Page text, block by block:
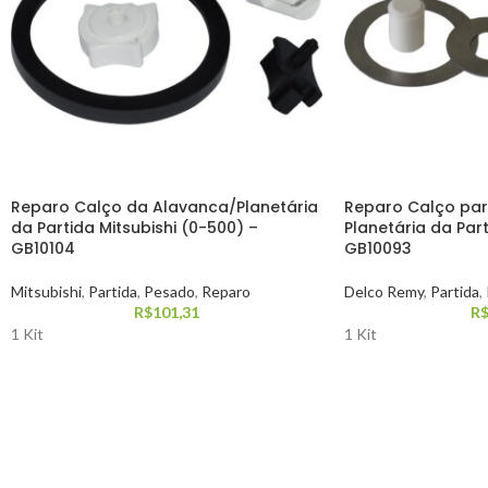
Reparo Calço da Alavanca/Planetária
da Partida Mitsubishi (0-500) –
GB10104
Mitsubishi, Partida, Pesado, Reparo
R$101,31
1 Kit
Reparo Calço
Planetária da
GB10093
Delco Remy, Partida,
1 Kit